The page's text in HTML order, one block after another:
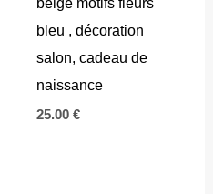
bleu , décoration
salon, cadeau de
naissance
25.00 €